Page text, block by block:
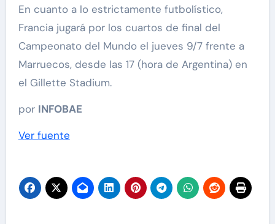
En cuanto a lo estrictamente futbolístico,
Francia jugará por los cuartos de final del
Campeonato del Mundo el jueves 9/7 frente a
Marruecos, desde las 17 (hora de Argentina) en
el Gillette Stadium.
por INFOBAE
Ver fuente